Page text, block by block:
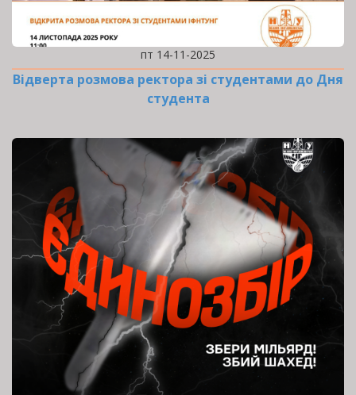
пт 14-11-2025
Відверта розмова ректора зі студентами до Дня
студента